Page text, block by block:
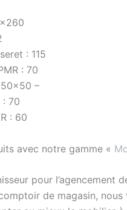
: 115
: 70
–
: 70
: 60
avec notre gamme «
pour l’agencement
de magasin,